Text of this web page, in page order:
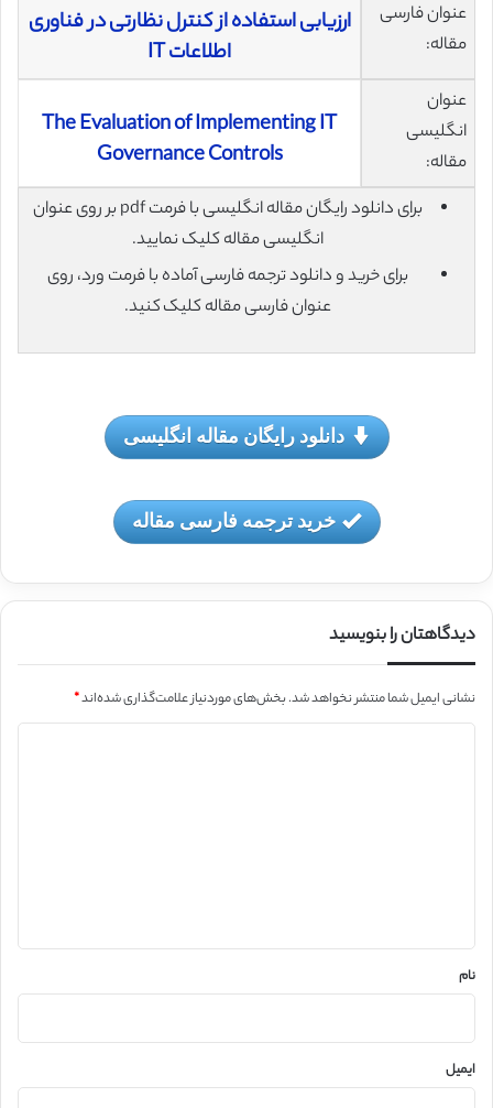
عنوان فارسی
مقاله:
ارزيابی استفاده از کنترل نظارتی در فناوری
اطلاعات IT
عنوان
انگلیسی
مقاله:
The Evaluation of Implementing IT
Governance Controls
برای دانلود رایگان مقاله انگلیسی با فرمت pdf بر روی عنوان
انگلیسی مقاله کلیک نمایید.
برای خرید و دانلود ترجمه فارسی آماده با فرمت ورد، روی
عنوان فارسی مقاله کلیک کنید.
دانلود رایگان مقاله انگلیسی
خرید ترجمه فارسی مقاله
دیدگاهتان را بنویسید
نشانی ایمیل شما منتشر نخواهد شد.بخش‌های موردنیاز علامت‌گذاری شده‌اند*
نام
ایمیل